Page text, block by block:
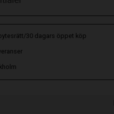
30 dagars öppet köp